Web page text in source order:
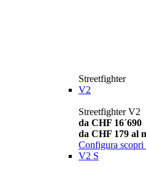
Streetfighter
V2
Streetfighter V2
da CHF 16´690
da CHF 179 al
Configura scopri
V2 S